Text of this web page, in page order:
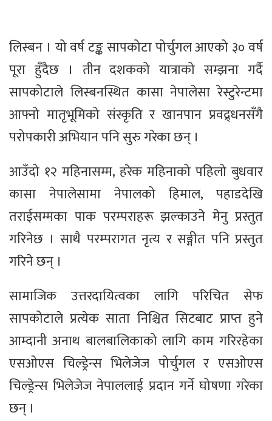
लिस्बन । यो वर्ष टङ्क सापकोटा पोर्चुगल आएको ३० वर्ष
पूरा हुँदैछ । तीन दशकको यात्राको सम्झना गर्दै
सापकोटाले लिस्बनस्थित कासा नेपालेसा रेस्टुरेन्टमा
आफ्नो मातृभूमिको संस्कृति र खानपान प्रवद्र्धनसँगै
परोपकारी अभियान पनि सुरु गरेका छन् ।
आउँदो १२ महिनासम्म, हरेक महिनाको पहिलो बुधवार
कासा नेपालेसामा नेपालको हिमाल, पहाडदेखि
तराईसम्मका पाक परम्पराहरू झल्काउने मेनु प्रस्तुत
गरिनेछ । साथै परम्परागत नृत्य र सङ्गीत पनि प्रस्तुत
गरिने छन् ।
सामाजिक उत्तरदायित्वका लागि परिचित सेफ
सापकोटाले प्रत्येक साता निश्चित सिटबाट प्राप्त हुने
आम्दानी अनाथ बालबालिकाको लागि काम गरिरहेका
एसओएस चिल्ड्रेन्स भिलेजेज पोर्चुगल र एसओएस
चिल्ड्रेन्स भिलेजेज नेपाललाई प्रदान गर्ने घोषणा गरेका
छन् ।